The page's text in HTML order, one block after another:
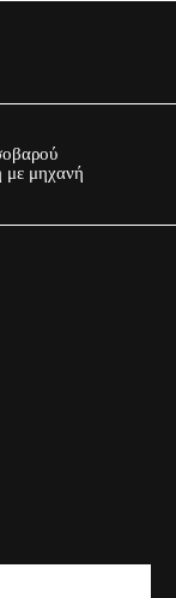
με μηχανή